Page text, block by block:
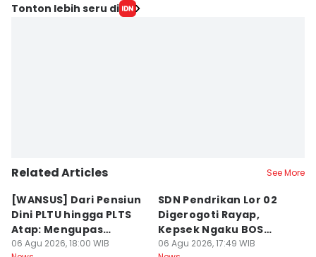
Tonton lebih seru di
Related Articles See More
[WANSUS] Dari Pensiun
Dini PLTU hingga PLTS
Atap: Mengupas
Sengkarut Bisnis Energi
06 Agu 2026, 18:00 WIB
SDN Pendrikan Lor 02
Digerogoti Rayap,
Kepsek Ngaku BOS
Cuma Rp54 Juta
06 Agu 2026, 17:49 WIB